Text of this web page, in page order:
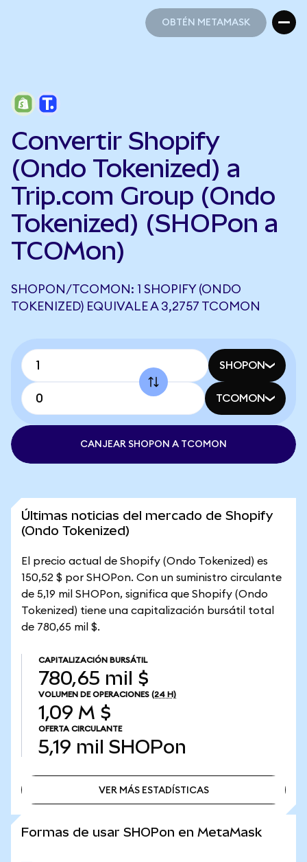
OBTÉN METAMASK
Convertir Shopify
(Ondo Tokenized) a
Trip.com Group (Ondo
Tokenized) (SHOPon a
TCOMon)
SHOPON/TCOMON: 1 SHOPIFY (ONDO
TOKENIZED) EQUIVALE A 3,2757 TCOMON
SHOPON
TCOMON
CANJEAR SHOPON A TCOMON
Últimas noticias del mercado de Shopify
(Ondo Tokenized)
El precio actual de Shopify (Ondo Tokenized) es
150,52 $ por SHOPon. Con un suministro circulante
de 5,19 mil SHOPon, significa que Shopify (Ondo
Tokenized) tiene una capitalización bursátil total
de 780,65 mil $.
CAPITALIZACIÓN BURSÁTIL
780,65 mil $
VOLUMEN DE OPERACIONES (24 H)
1,09 M $
OFERTA CIRCULANTE
5,19 mil SHOPon
VER MÁS ESTADÍSTICAS
Formas de usar SHOPon en MetaMask